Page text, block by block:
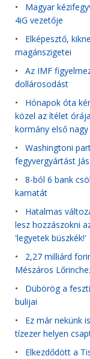
• Magyar
4iG vezetője
• Elképesztő,
magánszigetei
• Az IMF
dollárosodást
• Hónapok óta
közel az ítélet
kormány első
• Washingtoni
fegyvergyártást
• 8-ból 6 bank
kamatát
• Hatalmas
lesz hozzászokni
'legyetek büszkék!'
• 2,27 milliárd
Mészáros
• Dübörög a
bulijai
• Ez már nekünk
tízezer helyen
• Elkezdődött a